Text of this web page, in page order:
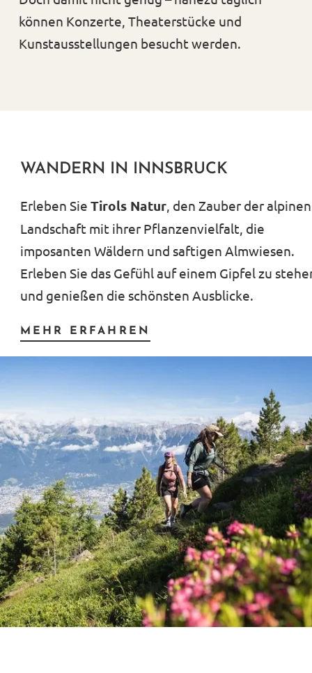
können Konzerte, Theaterstücke und
Kunstausstellungen besucht werden.
WANDERN IN INNSBRUCK
Erleben Sie Tirols Natur, den Zauber der alpinen
Landschaft mit ihrer Pflanzenvielfalt, die
imposanten Wäldern und saftigen Almwiesen.
Erleben Sie das Gefühl auf einem Gipfel zu
und genießen die schönsten Ausblicke.
MEHR ERFAHREN